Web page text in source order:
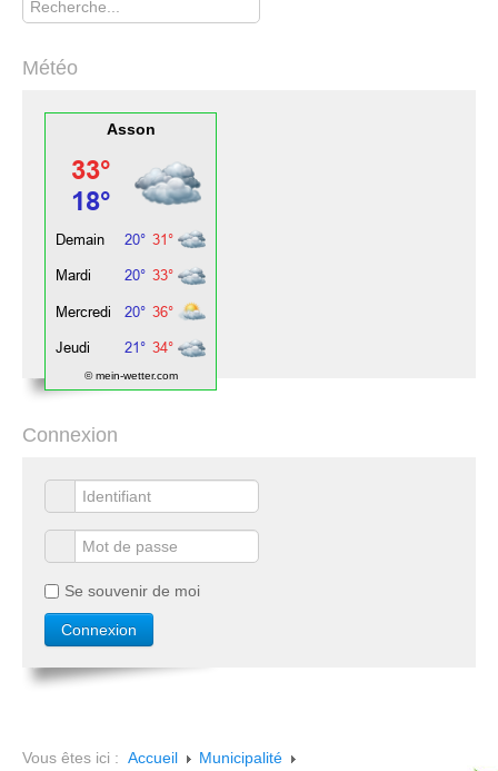
Météo
Asson
© mein-wetter.com
Connexion
Se souvenir de moi
Vous êtes ici : Accueil
Municipalité